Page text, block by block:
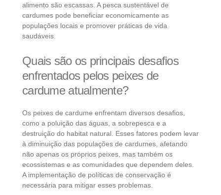
alimento são escassas. A pesca sustentável de
cardumes pode beneficiar economicamente as
populações locais e promover práticas de vida
saudáveis.
Quais são os principais desafios
enfrentados pelos peixes de
cardume atualmente?
Os peixes de cardume enfrentam diversos desafios,
como a poluição das águas, a sobrepesca e a
destruição do habitat natural. Esses fatores podem levar
à diminuição das populações de cardumes, afetando
não apenas os próprios peixes, mas também os
ecossistemas e as comunidades que dependem deles.
A implementação de políticas de conservação é
necessária para mitigar esses problemas.